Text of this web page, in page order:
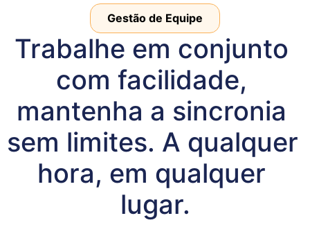
Gestão de Equipe
Trabalhe em conjunto
com facilidade,
mantenha a sincronia
sem limites. A qualquer
hora, em qualquer
lugar.